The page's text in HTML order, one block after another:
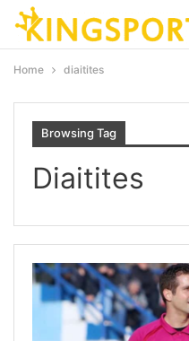
Home diaitites
Browsing Tag
Diaitites